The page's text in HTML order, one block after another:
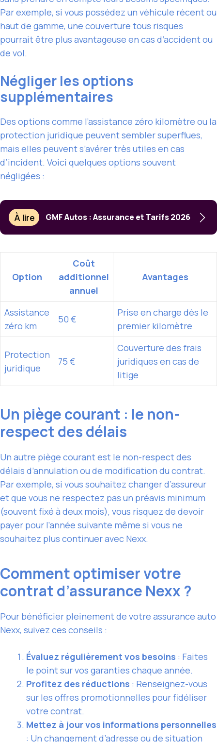
Par exemple, si vous possédez un véhicule récent ou
haut de gamme, une couverture tous risques
pourrait être plus avantageuse en cas d’accident ou
de vol.
Négliger les options
supplémentaires
Des options comme l’assistance zéro kilomètre ou la
protection juridique peuvent sembler superflues,
mais elles peuvent s’avérer très utiles en cas
d’incident. Voici quelques options souvent
négligées :
À lire GMF Autos : Assurance et Tarifs 2026
Option
Coût
additionnel
annuel
Avantages
Assistance
zéro km
50 €
Prise en charge dès le
premier kilomètre
Protection
juridique
75 €
Couverture des frais
juridiques en cas de
litige
Un piège courant : le non-
respect des délais
Un autre piège courant est le non-respect des
délais d’annulation ou de modification du contrat.
Par exemple, si vous souhaitez changer d’assureur
et que vous ne respectez pas un préavis minimum
(souvent fixé à deux mois), vous risquez de devoir
payer pour l’année suivante même si vous ne
souhaitez plus continuer avec Nexx.
Comment optimiser votre
contrat d’assurance Nexx ?
Pour bénéficier pleinement de votre assurance auto
Nexx, suivez ces conseils :
Évaluez régulièrement vos besoins : Faites
le point sur vos garanties chaque année.
Profitez des réductions : Renseignez-vous
sur les offres promotionnelles pour fidéliser
votre contrat.
Mettez à jour vos informations personnelles
: Un changement d’adresse ou de situation